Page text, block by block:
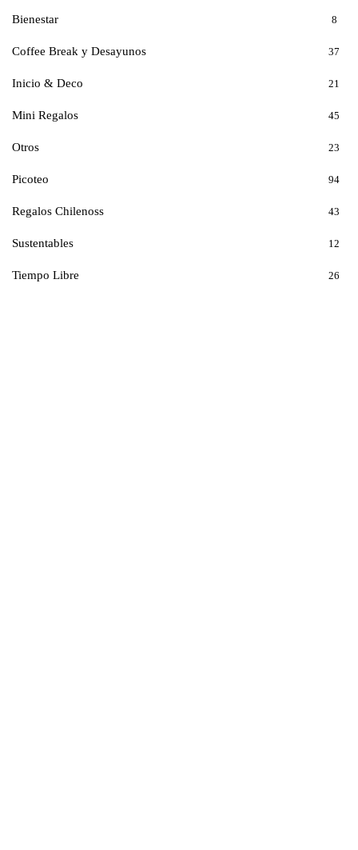
Bienestar 8
Coffee Break y Desayunos 37
Inicio & Deco 21
Mini Regalos 45
Otros 23
Picoteo 94
Regalos Chilenoss 43
Sustentables 12
Tiempo Libre 26